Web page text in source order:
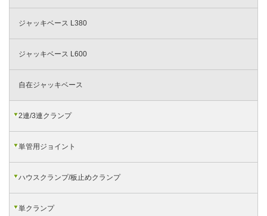
ジャッキベース L380
ジャッキベース L600
自在ジャッキベース
2連/3連クランプ
単管用ジョイント
ハウスクランプ/板止めクランプ
単クランプ